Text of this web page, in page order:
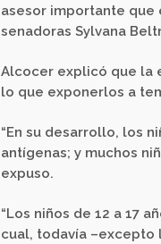
asesor importante que
senadoras Sylvana
Alcocer explicó que la
lo que exponerlos a
“En su desarrollo, los
antígenas; y muchos
expuso.
“Los niños de 12 a 17
cual, todavía –excepto